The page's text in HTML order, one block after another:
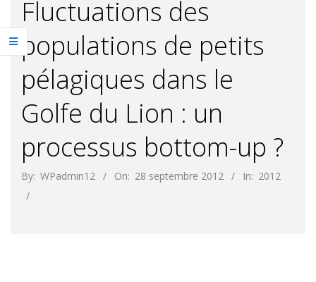
Fluctuations des
populations de petits
pélagiques dans le
Golfe du Lion : un
processus bottom-up ?
By: WPadmin12 On: 28 septembre 2012 In: 2012